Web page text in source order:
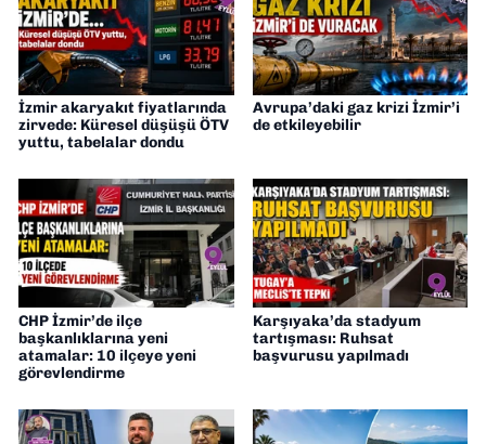
İzmir akaryakıt fiyatlarında
zirvede: Küresel düşüşü ÖTV
yuttu, tabelalar dondu
Avrupa’daki gaz krizi İzmir’i
de etkileyebilir
CHP İzmir’de ilçe
başkanlıklarına yeni
atamalar: 10 ilçeye yeni
görevlendirme
Karşıyaka’da stadyum
tartışması: Ruhsat
başvurusu yapılmadı